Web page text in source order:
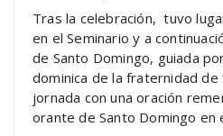
Tras la celebración, tuvo
en el Seminario y a
de Santo Domingo, guiada
dominica de la fraternidad de
jornada con una oración
orante de Santo Domingo en